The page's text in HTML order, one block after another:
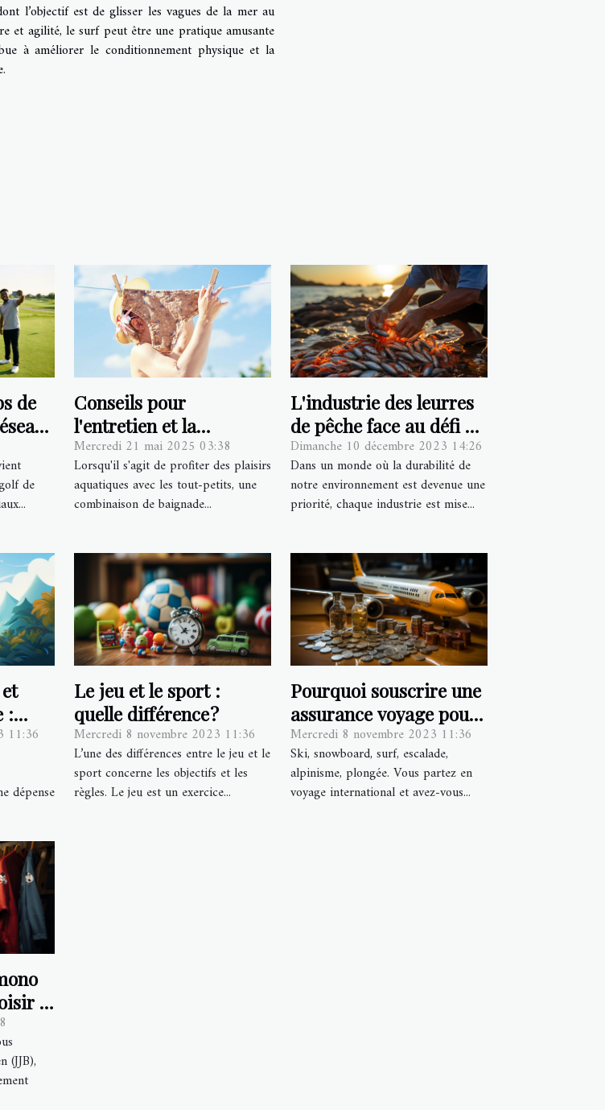
l’objectif est de glisser les vagues de la mer au
et agilité, le surf peut être une pratique amusante
à améliorer le conditionnement physique et la
de
les
de
Conseils pour
l'entretien et la
durabilité des
combinaisons de
baignade bébé
Mercredi 21 mai 2025 03:38
Lorsqu'il s'agit de profiter des plaisirs
aquatiques avec les tout-petits, une
combinaison de baignade...
L'industrie des leurres
de pêche face au défi du
développement durable
Dimanche 10 décembre 2023 14:26
Dans un monde où la durabilité de
notre environnement est devenue une
priorité, chaque industrie est mise...
:
11:36
dépense
Le jeu et le sport :
quelle différence ?
Mercredi 8 novembre 2023 11:36
L’une des différences entre le jeu et le
sport concerne les objectifs et les
règles. Le jeu est un exercice...
Pourquoi souscrire une
assurance voyage pour
les sports à risque ?
Mercredi 8 novembre 2023 11:36
Ski, snowboard, surf, escalade,
alpinisme, plongée. Vous partez en
voyage international et avez-vous...
et
?
(JJB),